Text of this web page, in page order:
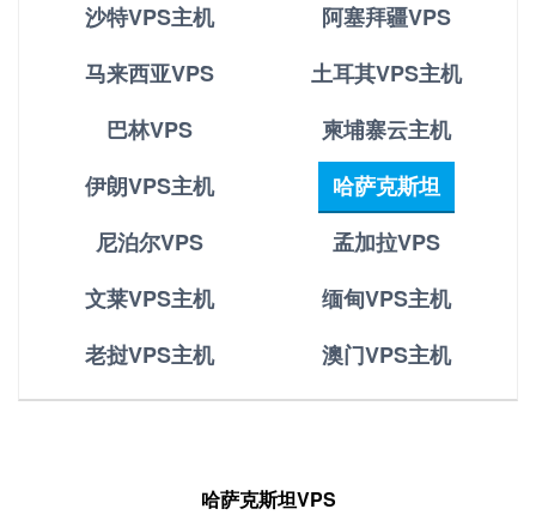
沙特VPS主机
阿塞拜疆VPS
马来西亚VPS
土耳其VPS主机
巴林VPS
柬埔寨云主机
伊朗VPS主机
哈萨克斯坦
尼泊尔VPS
孟加拉VPS
文莱VPS主机
缅甸VPS主机
老挝VPS主机
澳门VPS主机
哈萨克斯坦VPS